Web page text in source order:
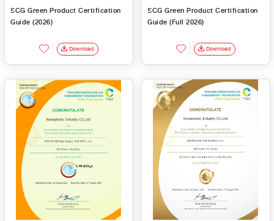
SCG Green Product Certification
Guide (2026)
Download
SCG Green Product Certification
Guide (Full 2026)
Download